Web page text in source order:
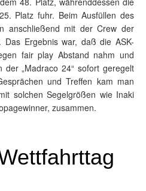
Platz fuhr. Beim Ausfüllen des
anschließend mit der Crew der
Das Ergebnis war, daß die ASK-
fair play Abstand nahm und
„Madraco 24“ sofort geregelt
und Treffen kam man
solchen Segelgrößen wie Inaki
zusammen.